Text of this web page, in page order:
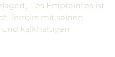
Les Empreintes ist
Terroirs mit seinen
kalkhaltigen